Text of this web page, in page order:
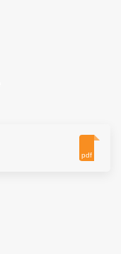
pdf